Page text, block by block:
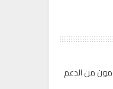
من الدعم